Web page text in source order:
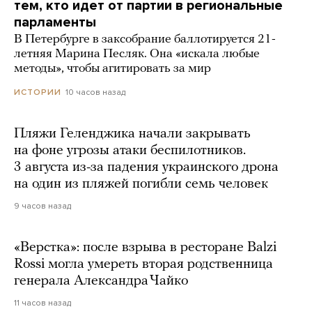
тем, кто идет от партии в региональные
парламенты
В Петербурге в заксобрание баллотируется 21-
летняя Марина Песляк. Она «искала любые
методы», чтобы агитировать за мир
ИСТОРИИ 10 часов назад
Пляжи Геленджика начали закрывать
на фоне угрозы атаки беспилотников.
3 августа из-за падения украинского дрона
на один из пляжей погибли семь человек
9 часов назад
«Верстка»: после взрыва в ресторане Balzi
Rossi могла умереть вторая родственница
генерала Александра Чайко
11 часов назад